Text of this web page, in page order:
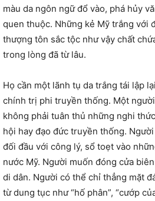
màu da ngôn ngữ đổ vào, phá hủy
quen thuộc. Những kẻ Mỹ trắng với
thượng tôn sắc tộc như vậy chất
trong lòng đã từ lâu.
Họ cần một lãnh tụ da trắng tái lập
chính trị phi truyền thống. Một
không phải tuân thủ những nghi
hội hay đạo đức truyền thống.
đối đầu với công lý, sổ toẹt vào
nước Mỹ. Người muốn đóng cửa
di dân. Người có thể chỉ thẳng mặt
từ dung tục như “hố phân”, “cướp